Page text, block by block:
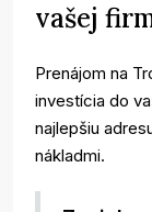
vašej
Prenájom na
investícia do
najlepšiu
nákladmi.